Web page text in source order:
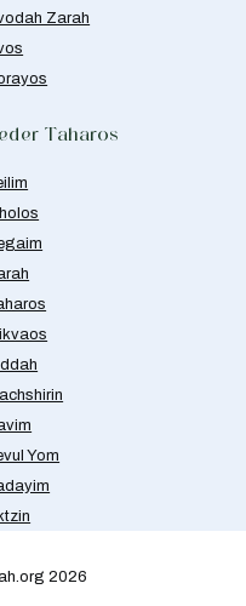
Zarah
Taharos
Yom
2026